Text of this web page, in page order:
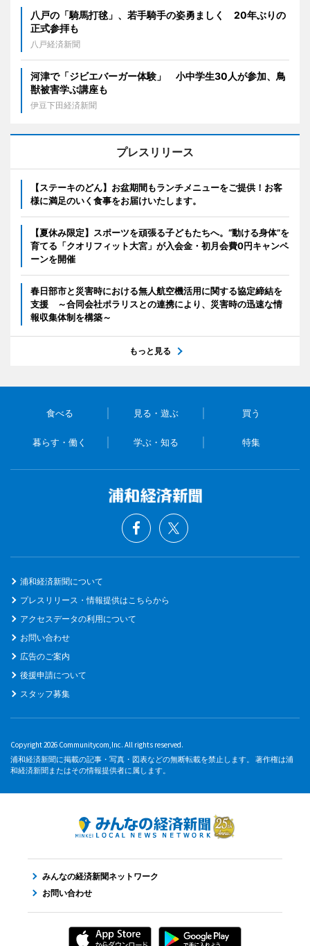
八戸の「騎馬打毬」、若手騎手の姿勇ましく 20年ぶりの
正式参拝も
八戸経済新聞
河津で「ジビエバーガー体験」 小中学生30人が参加、鳥
獣被害学ぶ講座も
伊豆下田経済新聞
プレスリリース
【ステーキのどん】お盆期間もランチメニューをご提供！お客
様に満足のいく食事をお届けいたします。
【夏休み限定】スポーツを頑張る子どもたちへ。“動ける身体”を
育てる「クオリフィット大宮」が入会金・初月会費0円キャンペ
ーンを開催
春日部市と災害時における無人航空機活用に関する協定締結を
支援 ～合同会社ポラリスとの連携により、災害時の迅速な情
報収集体制を構築～
もっと見る
食べる 見る・遊ぶ 買う
暮らす・働く 学ぶ・知る 特集
浦和経済新聞について
プレスリリース・情報提供はこちらから
アクセスデータの利用について
お問い合わせ
広告のご案内
後援申請について
スタッフ募集
Copyright 2026 Communitycom,Inc. All rights reserved.
浦和経済新聞に掲載の記事・写真・図表などの無断転載を禁止します。 著作権は浦
和経済新聞またはその情報提供者に属します。
みんなの経済新聞ネットワーク
お問い合わせ